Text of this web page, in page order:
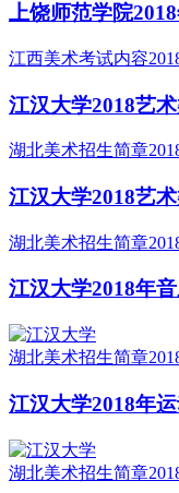
上饶师范学院
江西美术考试内容
江汉大学2018艺
湖北美术招生简章
江汉大学2018艺
湖北美术招生简章
江汉大学2018年
湖北美术招生简章
江汉大学2018年
湖北美术招生简章